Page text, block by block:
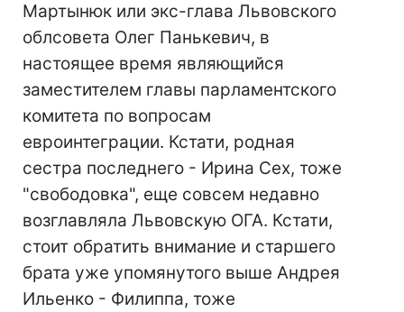
Мартынюк или экс-глава Львовского
облсовета Олег Панькевич, в
настоящее время являющийся
заместителем главы парламентского
комитета по вопросам
евроинтеграции. Кстати, родная
сестра последнего - Ирина Сех, тоже
"свободовка", еще совсем недавно
возглавляла Львовскую ОГА. Кстати,
стоит обратить внимание и старшего
брата уже упомянутого выше Андрея
Ильенко - Филиппа, тоже